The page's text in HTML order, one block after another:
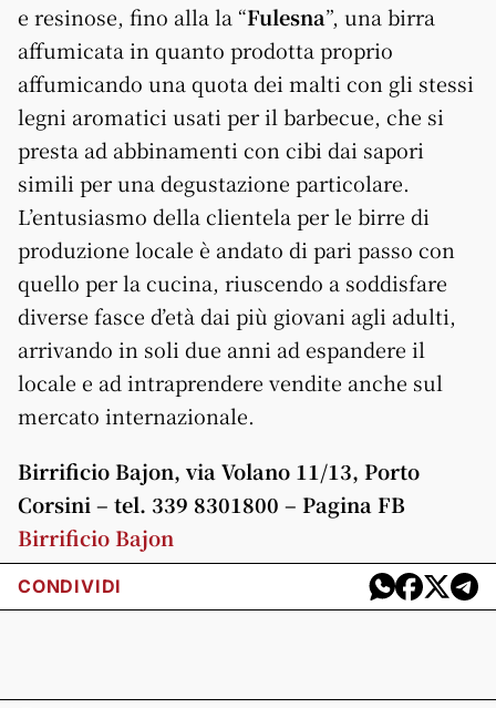
e resinose, fino alla la “Fulesna”, una birra
affumicata in quanto prodotta proprio
affumicando una quota dei malti con gli stessi
legni aromatici usati per il barbecue, che si
presta ad abbinamenti con cibi dai sapori
simili per una degustazione particolare.
L’entusiasmo della clientela per le birre di
produzione locale è andato di pari passo con
quello per la cucina, riuscendo a soddisfare
diverse fasce d’età dai più giovani agli adulti,
arrivando in soli due anni ad espandere il
locale e ad intraprendere vendite anche sul
mercato internazionale.
Birrificio Bajon, via Volano 11/13, Porto
Corsini – tel. 339 8301800 – Pagina FB
Birrificio Bajon
CONDIVIDI